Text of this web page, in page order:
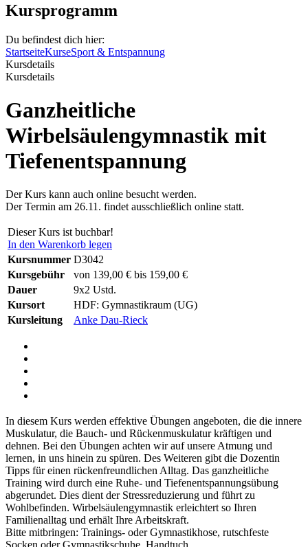
Kursprogramm
Du befindest dich hier:
StartseiteKurseSport & Entspannung
Kursdetails
Kursdetails
Ganzheitliche
Wirbelsäulengymnastik mit
Tiefenentspannung
Der Kurs kann auch online besucht werden.
Der Termin am 26.11. findet ausschließlich online statt.
Dieser Kurs ist buchbar!
In den Warenkorb legen
Kursnummer D3042
Kursgebühr
von 139,00 € bis 159,00 €
Dauer
9x2 Ustd.
Kursort
HDF: Gymnastikraum (UG)
Kursleitung
Anke Dau-Rieck
In diesem Kurs werden effektive Übungen angeboten, die die innere
Muskulatur, die Bauch- und Rückenmuskulatur kräftigen und
dehnen. Bei den Übungen achten wir auf unsere Atmung und
lernen, in uns hinein zu spüren. Des Weiteren gibt die Dozentin
Tipps für einen rückenfreundlichen Alltag. Das ganzheitliche
Training wird durch eine Ruhe- und Tiefenentspannungsübung
abgerundet. Dies dient der Stressreduzierung und führt zu
Wohlbefinden. Wirbelsäulengymnastik erleichtert so Ihren
Familienalltag und erhält Ihre Arbeitskraft.
Bitte mitbringen: Trainings- oder Gymnastikhose, rutschfeste